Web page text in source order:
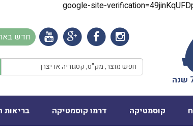
google-site-
חדש
קוסמטיקה דרמו קוסמטיקה בריאות